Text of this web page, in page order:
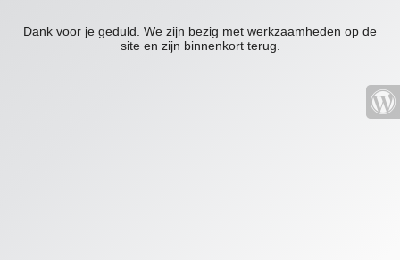
Dank voor je geduld. We zijn bezig met werkzaamheden op de
site en zijn binnenkort terug.